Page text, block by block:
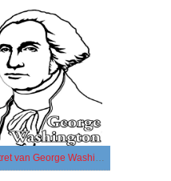
Portret van George Washington